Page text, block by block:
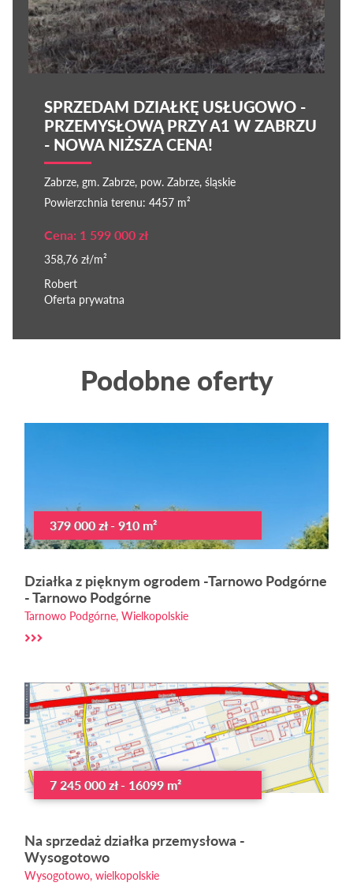
SPRZEDAM DZIAŁKĘ USŁUGOWO -
PRZEMYSŁOWĄ PRZY A1 W ZABRZU
- NOWA NIŻSZA CENA!
Zabrze, gm. Zabrze, pow. Zabrze, śląskie
Powierzchnia terenu: 4457 m²
Cena: 1 599 000 zł
358,76 zł/m²
Robert
Oferta prywatna
Podobne oferty
379 000 zł - 910 m²
Działka z pięknym ogrodem -Tarnowo Podgórne
- Tarnowo Podgórne
Tarnowo Podgórne, Wielkopolskie
7 245 000 zł - 16099 m²
Na sprzedaż działka przemysłowa -
Wysogotowo
Wysogotowo, wielkopolskie